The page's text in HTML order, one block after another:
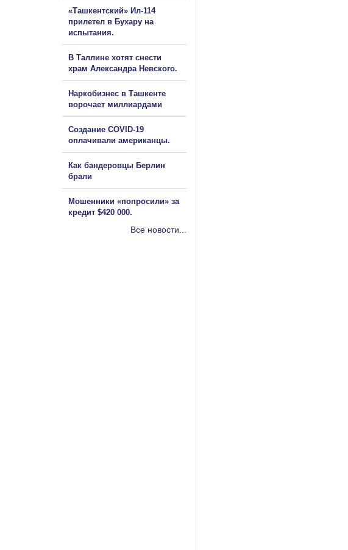
«Ташкентский» Ил-114
прилетел в Бухару на
испытания.
В Таллине хотят снести
храм Александра Невского.
Наркобизнес в Ташкенте
ворочает миллиардами
Создание COVID-19
оплачивали американцы.
Как бандеровцы Берлин
брали
Мошенники «попросили» за
кредит $420 000.
Все новости...